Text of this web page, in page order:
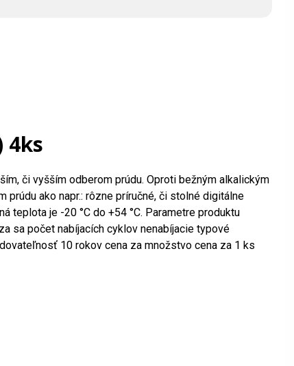
4ks
či vyšším odberom prúdu. Oproti bežným alkalickým
ako napr.: rôzne príručné, či stolné digitálne
teplota je -20 °C do +54 °C. Parametre produktu
sa počet nabíjacích cyklov nenabíjacie typové
10 rokov cena za množstvo cena za 1 ks